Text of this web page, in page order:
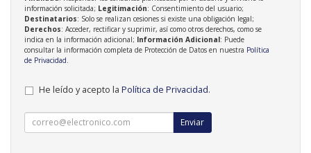
información solicitada; Legitimación: Consentimiento del usuario;
Destinatarios: Solo se realizan cesiones si existe una obligación legal;
Derechos: Acceder, rectificar y suprimir, así como otros derechos, como se
indica en la información adicional; Información Adicional: Puede
consultar la información completa de Protección de Datos en nuestra Política
de Privacidad
He leído y acepto la Política de Privacidad.
Enviar